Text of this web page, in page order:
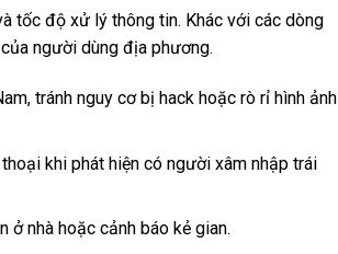
tốc độ xử lý thông tin. Khác với các dòng
người dùng địa phương.
tránh nguy cơ bị hack hoặc rò rỉ hình ảnh
khi phát hiện có người xâm nhập trái
nhà hoặc cảnh báo kẻ gian.